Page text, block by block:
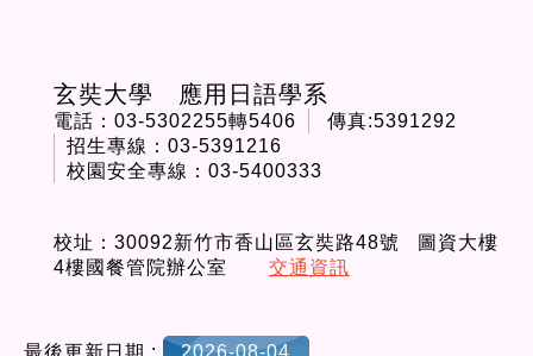
玄奘大學 應用日語學系
電話：03-5302255轉5406
傳真:5391292
招生專線：03-5391216
校園安全專線：03-5400333
校址：30092新竹市香山區玄奘路48號 圖資大樓
4樓國餐管院辦公室
交通資訊
最後更新日期 : 2026-08-04